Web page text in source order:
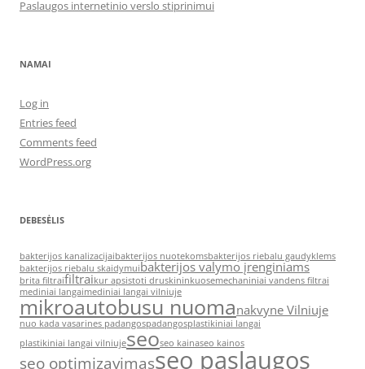
Paslaugos internetinio verslo stiprinimui
NAMAI
Log in
Entries feed
Comments feed
WordPress.org
DEBESĖLIS
bakterijos kanalizacijaibakterijos nuotekomsbakterijos riebalu gaudyklems
bakterijos riebalu skaidymuibakterijos valymo įrenginiams
brita filtraifiltraikur apsistoti druskininkuosemechaniniai vandens filtrai
mediniai langaimediniai langai vilniuje
mikroautobusu nuomanakvyne Vilniuje
nuo kada vasarines padangospadangosplastikiniai langai
plastikiniai langai vilniujeseoseo kainaseo kainos
seo optimizavimasseo paslaugos